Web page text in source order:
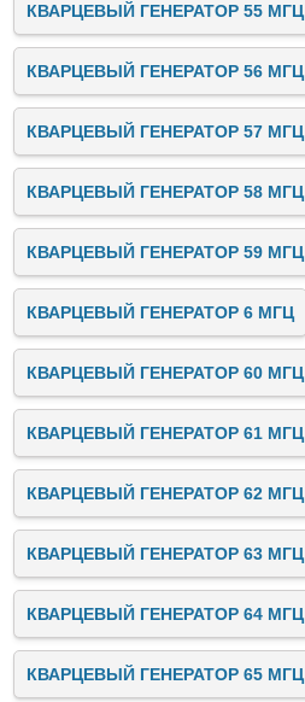
КВАРЦЕВЫЙ ГЕНЕРАТОР 55 МГЦ
КВАРЦЕВЫЙ ГЕНЕРАТОР 56 МГЦ
КВАРЦЕВЫЙ ГЕНЕРАТОР 57 МГЦ
КВАРЦЕВЫЙ ГЕНЕРАТОР 58 МГЦ
КВАРЦЕВЫЙ ГЕНЕРАТОР 59 МГЦ
КВАРЦЕВЫЙ ГЕНЕРАТОР 6 МГЦ
КВАРЦЕВЫЙ ГЕНЕРАТОР 60 МГЦ
КВАРЦЕВЫЙ ГЕНЕРАТОР 61 МГЦ
КВАРЦЕВЫЙ ГЕНЕРАТОР 62 МГЦ
КВАРЦЕВЫЙ ГЕНЕРАТОР 63 МГЦ
КВАРЦЕВЫЙ ГЕНЕРАТОР 64 МГЦ
КВАРЦЕВЫЙ ГЕНЕРАТОР 65 МГЦ